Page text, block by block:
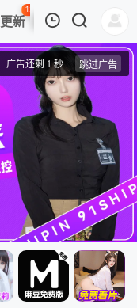
更新
121
热榜 APP
第260107期